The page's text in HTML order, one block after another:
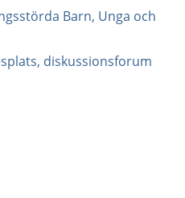
Barn, Unga och
diskussionsforum